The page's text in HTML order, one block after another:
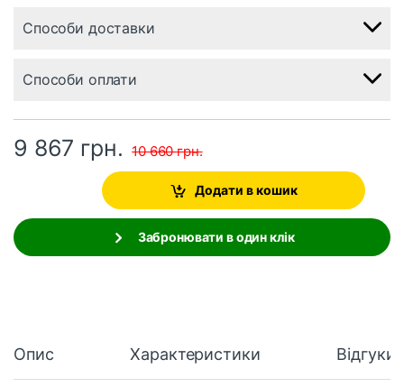
Способи доставки
Способи оплати
9 867 грн. 10 660грн.
Додати в кошик
Забронювати в один клік
Опис Характеристики Відгуки